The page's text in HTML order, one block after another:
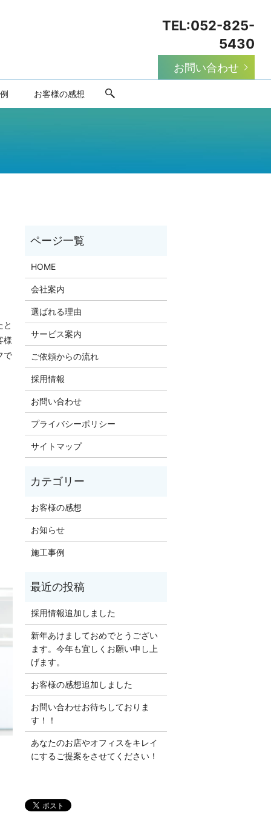
TEL:052-825-
5430
お問い合わせ
お客様の感想
と
様
で
HOME
会社案内
選ばれる理由
サービス案内
ご依頼からの流れ
採用情報
お問い合わせ
プライバシーポリシー
サイトマップ
お客様の感想
お知らせ
施工事例
採用情報追加しました
新年あけましておめでとうござい
ます。今年も宜しくお願い申し上
げます。
お客様の感想追加しました
お問い合わせお待ちしておりま
す！！
あなたのお店やオフィスをキレイ
にするご提案をさせてください！